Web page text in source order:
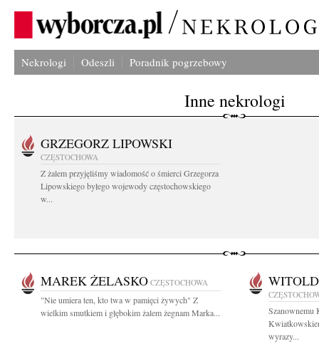
Nekrologi Odeszli Poradnik pogrzebowy
Inne nekrologi
GRZEGORZ LIPOWSKI
CZĘSTOCHOWA
Z żalem przyjęliśmy wiadomość o śmierci Grzegorza
Lipowskiego byłego wojewody częstochowskiego
w...
MAREK ŻELASKO CZĘSTOCHOWA
"Nie umiera ten, kto twa w pamięci żywych" Z
wielkim smutkiem i głębokim żalem żegnam Marka...
Szanownemu
wyrazy...